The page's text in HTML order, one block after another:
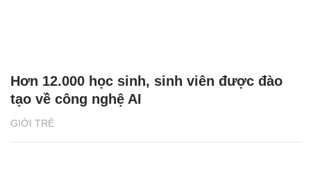
GIỚI TRẺ
Hơn 12.000 học sinh, sinh viên được đào
tạo về công nghệ AI